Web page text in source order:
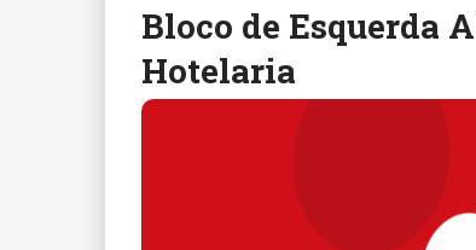
Bloco de Esquerda
Hotelaria